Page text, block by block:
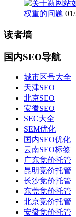
权重的问题
读者墙
国内SEO导航
城市区号大全
天津SEO
北京SEO
安徽SEO
SEO大全
SEM优化
国内SEO优化
云南SEO标签
广东竞价托管
昆明竞价托管
长沙竞价托管
东莞竞价托管
北京竞价托管
安徽竞价托管